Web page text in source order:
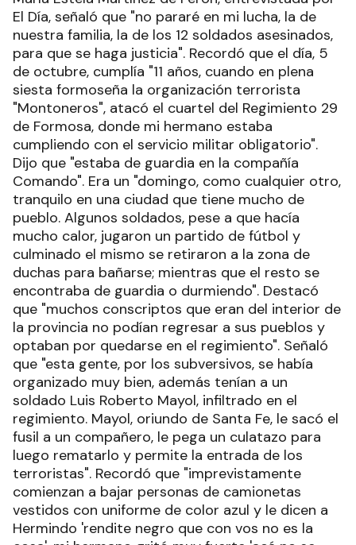
El Día, señaló que "no pararé en mi lucha, la de
nuestra familia, la de los 12 soldados asesinados,
para que se haga justicia". Recordó que el día, 5
de octubre, cumplía "11 años, cuando en plena
siesta formoseña la organización terrorista
"Montoneros", atacó el cuartel del Regimiento 29
de Formosa, donde mi hermano estaba
cumpliendo con el servicio militar obligatorio".
Dijo que "estaba de guardia en la compañía
Comando". Era un "domingo, como cualquier otro,
tranquilo en una ciudad que tiene mucho de
pueblo. Algunos soldados, pese a que hacía
mucho calor, jugaron un partido de fútbol y
culminado el mismo se retiraron a la zona de
duchas para bañarse; mientras que el resto se
encontraba de guardia o durmiendo". Destacó
que "muchos conscriptos que eran del interior de
la provincia no podían regresar a sus pueblos y
optaban por quedarse en el regimiento". Señaló
que "esta gente, por los subversivos, se había
organizado muy bien, además tenían a un
soldado Luis Roberto Mayol, infiltrado en el
regimiento. Mayol, oriundo de Santa Fe, le sacó el
fusil a un compañero, le pega un culatazo para
luego rematarlo y permite la entrada de los
terroristas". Recordó que "imprevistamente
comienzan a bajar personas de camionetas
vestidos con uniforme de color azul y le dicen a
Hermindo 'rendite negro que con vos no es la